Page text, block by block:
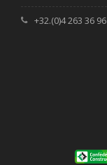
+32.(0)4 263 36 96